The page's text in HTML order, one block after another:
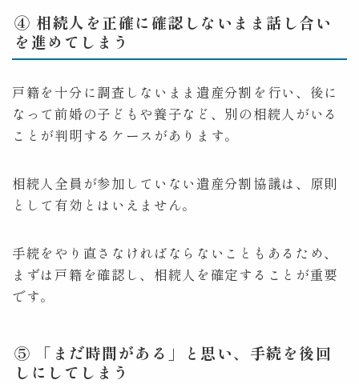
④ 相続人を正確に確認しないまま話し合い
を進めてしまう
戸籍を十分に調査しないまま遺産分割を行い、後に
なって前婚の子どもや養子など、別の相続人がいる
ことが判明するケースがあります。
相続人全員が参加していない遺産分割協議は、原則
として有効とはいえません。
手続をやり直さなければならないこともあるため、
まずは戸籍を確認し、相続人を確定することが重要
です。
⑤ 「まだ時間がある」と思い、手続を後回
しにしてしまう